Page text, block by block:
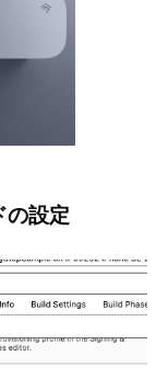
の設定